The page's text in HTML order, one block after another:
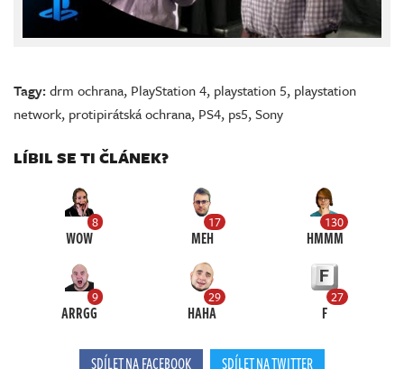
Tagy:drm ochrana, PlayStation 4, playstation 5, playstation
network, protipirátská ochrana, PS4, ps5,Sony
LÍBIL SE TI ČLÁNEK?
8
WOW
17
MEH
130
HMMM
9
ARRGG
29
HAHA
27
F
SDÍLET NA FACEBOOK SDÍLET NA TWITTER